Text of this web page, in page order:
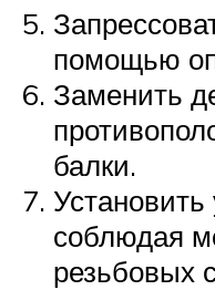
помощью
Заменить
балки.
соблюдая
резьбовых